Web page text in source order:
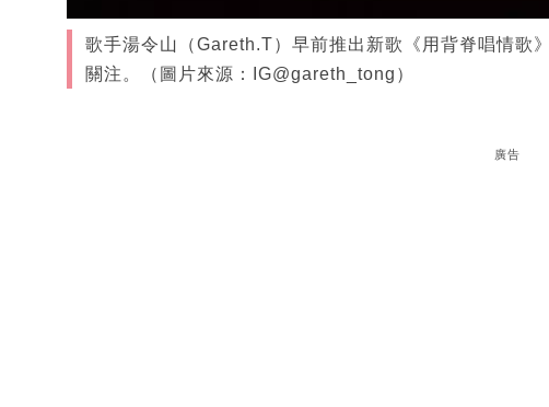
歌手湯令山（Gareth.T）早前推出新歌《用背脊唱情歌
關注。（圖片來源：IG@gareth_tong）
廣告